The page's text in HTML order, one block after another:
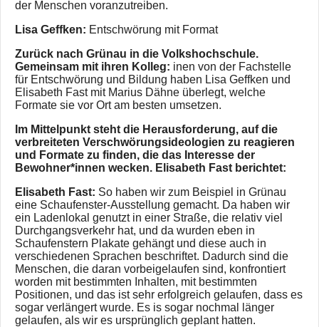
der Menschen voranzutreiben.
Lisa Geffken: Entschwörung mit Format
Zurück nach Grünau in die Volkshochschule.
Gemeinsam mit ihren Kolleg: inen von der Fachstelle
für Entschwörung und Bildung haben Lisa Geffken und
Elisabeth Fast mit Marius Dähne überlegt, welche
Formate sie vor Ort am besten umsetzen.
Im Mittelpunkt steht die Herausforderung, auf die
verbreiteten Verschwörungsideologien zu reagieren
und Formate zu finden, die das Interesse der
Bewohner*innen wecken. Elisabeth Fast berichtet:
Elisabeth Fast: So haben wir zum Beispiel in Grünau
eine Schaufenster-Ausstellung gemacht. Da haben wir
ein Ladenlokal genutzt in einer Straße, die relativ viel
Durchgangsverkehr hat, und da wurden eben in
Schaufenstern Plakate gehängt und diese auch in
verschiedenen Sprachen beschriftet. Dadurch sind die
Menschen, die daran vorbeigelaufen sind, konfrontiert
worden mit bestimmten Inhalten, mit bestimmten
Positionen, und das ist sehr erfolgreich gelaufen, dass es
sogar verlängert wurde. Es is sogar nochmal länger
gelaufen, als wir es ursprünglich geplant hatten.